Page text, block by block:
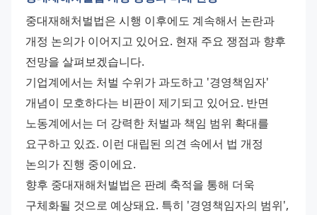
중대재해처벌법은 시행 이후에도 계속해서 논란과
개정 논의가 이어지고 있어요. 현재 주요 쟁점과 향후
전망을 살펴보겠습니다.
기업계에서는 처벌 수위가 과도하고 '경영책임자'
개념이 모호하다는 비판이 제기되고 있어요. 반면
노동계에서는 더 강력한 처벌과 책임 범위 확대를
요구하고 있죠. 이런 대립된 의견 속에서 법 개정
논의가 진행 중이에요.
향후 중대재해처벌법은 판례 축적을 통해 더욱
구체화될 것으로 예상돼요. 특히 '경영책임자의 범위',